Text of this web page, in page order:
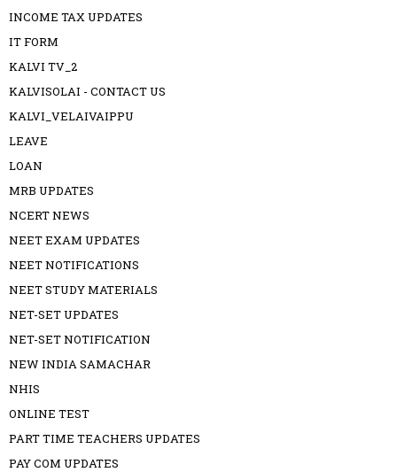
INCOME TAX UPDATES
IT FORM
KALVI TV_2
KALVISOLAI - CONTACT US
KALVI_VELAIVAIPPU
LEAVE
LOAN
MRB UPDATES
NCERT NEWS
NEET EXAM UPDATES
NEET NOTIFICATIONS
NEET STUDY MATERIALS
NET-SET UPDATES
NET-SET NOTIFICATION
NEW INDIA SAMACHAR
NHIS
ONLINE TEST
PART TIME TEACHERS UPDATES
PAY COM UPDATES